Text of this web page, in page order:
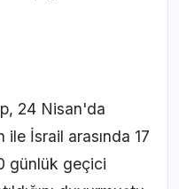
24 Nisan'da
ile İsrail arasında 17
günlük geçici